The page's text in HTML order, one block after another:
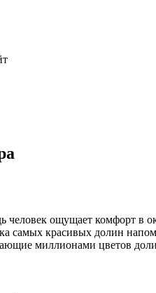
человек ощущает комфорт в
самых красивых долин
миллионами цветов